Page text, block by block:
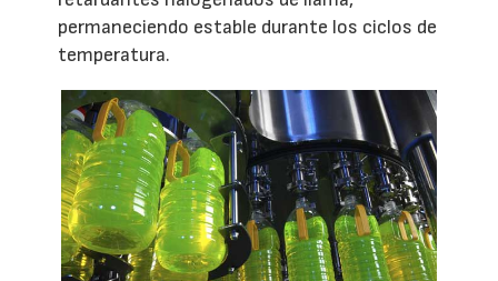
permaneciendo estable durante los ciclos de
temperatura.